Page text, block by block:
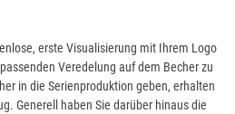
erste Visualisierung mit Ihrem Logo
Veredelung auf dem Becher zu
in die Serienproduktion geben, erhalten
Generell haben Sie darüber hinaus die